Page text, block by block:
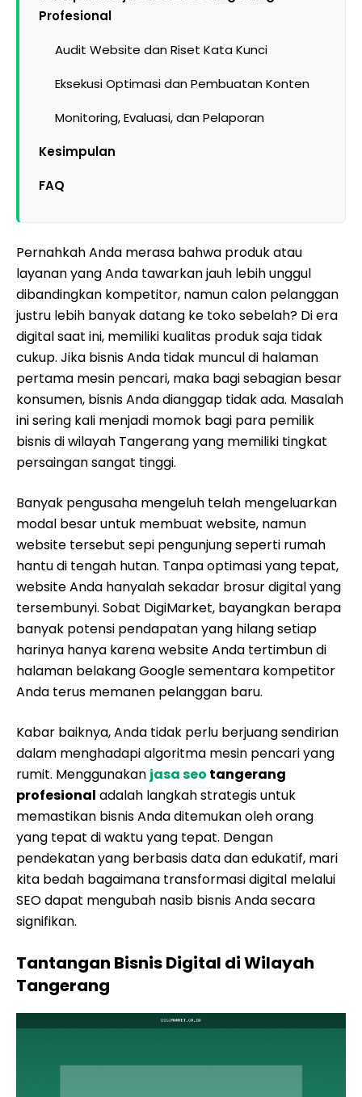
Profesional
Audit Website dan Riset Kata Kunci
Eksekusi Optimasi dan Pembuatan Konten
Monitoring, Evaluasi, dan Pelaporan
Kesimpulan
FAQ
Pernahkah Anda merasa bahwa produk atau
layanan yang Anda tawarkan jauh lebih unggul
dibandingkan kompetitor, namun calon pelanggan
justru lebih banyak datang ke toko sebelah? Di era
digital saat ini, memiliki kualitas produk saja tidak
cukup. Jika bisnis Anda tidak muncul di halaman
pertama mesin pencari, maka bagi sebagian besar
konsumen, bisnis Anda dianggap tidak ada. Masalah
ini sering kali menjadi momok bagi para pemilik
bisnis di wilayah Tangerang yang memiliki tingkat
persaingan sangat tinggi.
Banyak pengusaha mengeluh telah mengeluarkan
modal besar untuk membuat website, namun
website tersebut sepi pengunjung seperti rumah
hantu di tengah hutan. Tanpa optimasi yang tepat,
website Anda hanyalah sekadar brosur digital yang
tersembunyi. Sobat DigiMarket, bayangkan berapa
banyak potensi pendapatan yang hilang setiap
harinya hanya karena website Anda tertimbun di
halaman belakang Google sementara kompetitor
Anda terus memanen pelanggan baru.
Kabar baiknya, Anda tidak perlu berjuang sendirian
dalam menghadapi algoritma mesin pencari yang
rumit. Menggunakan jasa seo tangerang
profesional adalah langkah strategis untuk
memastikan bisnis Anda ditemukan oleh orang
yang tepat di waktu yang tepat. Dengan
pendekatan yang berbasis data dan edukatif, mari
kita bedah bagaimana transformasi digital melalui
SEO dapat mengubah nasib bisnis Anda secara
signifikan.
Tantangan Bisnis Digital di Wilayah
Tangerang